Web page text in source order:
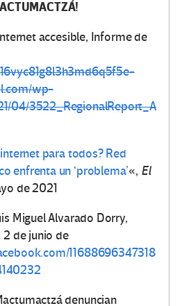
accesible, Informe de
wp-
04/3522_RegionalReport_A
internet para todos? Red
enfrenta un ‘problema’«, El
de 2021
Miguel Alvarado Dorry,
2 de junio de
11688696347318
denuncian